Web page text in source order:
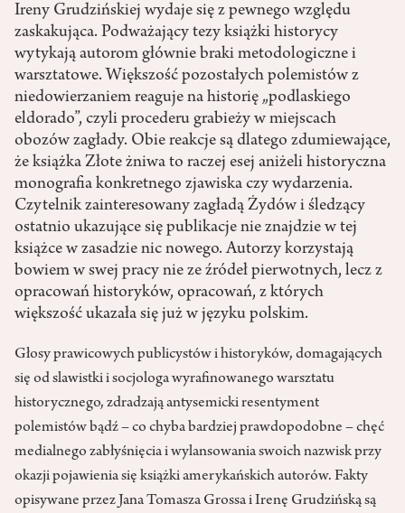
Ireny Grudzińskiej wydaje się z pewnego względu
zaskakująca. Podważający tezy książki historycy
wytykają autorom głównie braki metodologiczne i
warsztatowe. Większość pozostałych polemistów z
niedowierzaniem reaguje na historię „podlaskiego
eldorado”, czyli procederu grabieży w miejscach
obozów zagłady. Obie reakcje są dlatego zdumiewające,
że książka Złote żniwa to raczej esej aniżeli historyczna
monografia konkretnego zjawiska czy wydarzenia.
Czytelnik zainteresowany zagładą Żydów i śledzący
ostatnio ukazujące się publikacje nie znajdzie w tej
książce w zasadzie nic nowego. Autorzy korzystają
bowiem w swej pracy nie ze źródeł pierwotnych, lecz z
opracowań historyków, opracowań, z których
większość ukazała się już w języku polskim.
Głosy prawicowych publicystów i historyków, domagających
się od slawistki i socjologa wyrafinowanego warsztatu
historycznego, zdradzają antysemicki resentyment
polemistów bądź – co chyba bardziej prawdopodobne – chęć
medialnego zabłyśnięcia i wylansowania swoich nazwisk przy
okazji pojawienia się książki amerykańskich autorów. Fakty
opisywane przez Jana Tomasza Grossa i Irenę Grudzińską są